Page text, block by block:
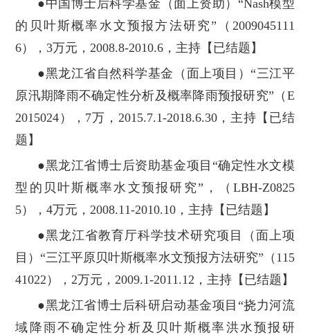
●中国博士后科学基金（面上资助）“Nash模型
的贝叶斯概率水文预报方法研究”（2009045111
6），3万元，2008.8-2010.6，主持【已结题】
●黑龙江省自然科学基金（面上项目）“三江平
原汛期降雨不确定性分析及概率降雨预报研究”（E
2015024），7万，2015.7.1-2018.6.30，主持【已结
题】
●黑龙江省博士后资助基金项目“确定性水文模
型的贝叶斯概率水文预报研究”，（LBH-Z0825
5），4万元，2008.11-2010.10，主持【已结题】
●黑龙江省教育厅科学技术研究项目（面上项
目）“三江平原贝叶斯概率水文预报方法研究”（115
41022），2万元，2009.1-2011.12，主持【已结题】
●黑龙江省博士后科研启动基金项目“挠力河流
域降雨不确定性分析及贝叶斯概率洪水预报研